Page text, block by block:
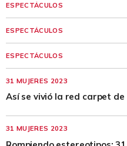
ESPECTÁCULOS
ESPECTÁCULOS
ESPECTÁCULOS
31 MUJERES 2023
Así se vivió la red carpet de
31 MUJERES 2023